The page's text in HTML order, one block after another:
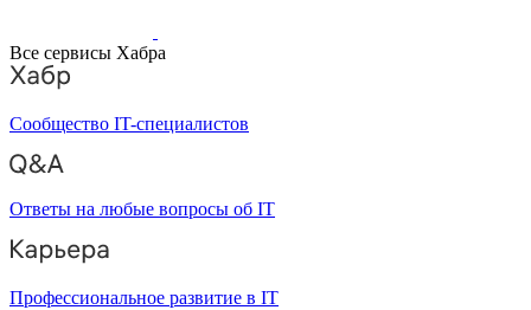
Все сервисы Хабра
Сообщество IT-специалистов
Ответы на любые вопросы об IT
Профессиональное развитие в IT